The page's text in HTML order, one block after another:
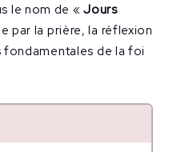
le nom de «Jours
par la prière, la réflexion
fondamentales de la foi